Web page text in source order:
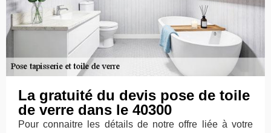
La gratuité du devis pose de toile
de verre dans le 40300
Pour connaitre les détails de notre offre liée à votre